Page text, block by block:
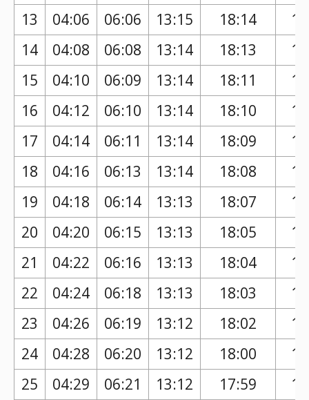
13 04:06 06:06 13:15 18:14
14
04:08 06:08 13:14 18:13
15
04:10 06:09 13:14 18:11
16
04:12 06:10 13:14 18:10
17
04:14 06:11 13:14 18:09
18
04:16 06:13 13:14 18:08
19
04:18 06:14 13:13 18:07
20
04:20 06:15 13:13 18:05
21
04:22 06:16 13:13 18:04
22
04:24 06:18 13:13 18:03
23
04:26 06:19 13:12 18:02
24
04:28 06:20 13:12 18:00
25
04:29 06:21 13:12 17:59